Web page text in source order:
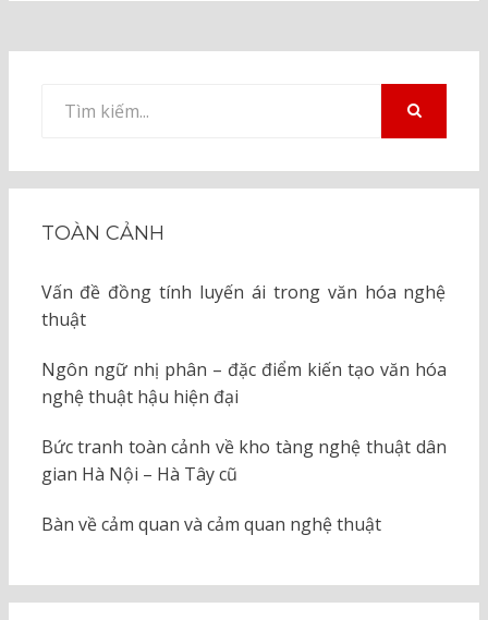
kiếm
TOÀN CẢNH
Vấn đề đồng tính luyến ái trong văn hóa nghệ
thuật
Ngôn ngữ nhị phân – đặc điểm kiến tạo văn hóa
nghệ thuật hậu hiện đại
Bức tranh toàn cảnh về kho tàng nghệ thuật dân
gian Hà Nội – Hà Tây cũ
Bàn về cảm quan và cảm quan nghệ thuật